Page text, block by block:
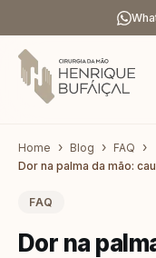
Home Blog
FAQ
Dor na palma da mão:
FAQ
Dor na